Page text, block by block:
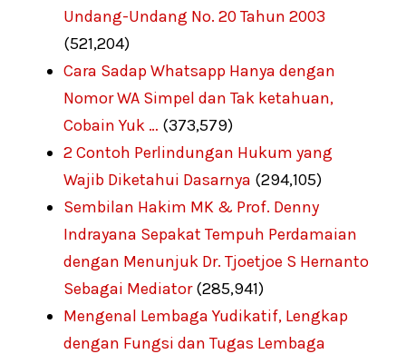
Undang-Undang No. 20 Tahun 2003
(521,204)
Cara Sadap Whatsapp Hanya dengan
Nomor WA Simpel dan Tak ketahuan,
Cobain Yuk … (373,579)
2 Contoh Perlindungan Hukum yang
Wajib Diketahui Dasarnya (294,105)
Sembilan Hakim MK & Prof. Denny
Indrayana Sepakat Tempuh Perdamaian
dengan Menunjuk Dr. Tjoetjoe S Hernanto
Sebagai Mediator (285,941)
Mengenal Lembaga Yudikatif, Lengkap
dengan Fungsi dan Tugas Lembaga